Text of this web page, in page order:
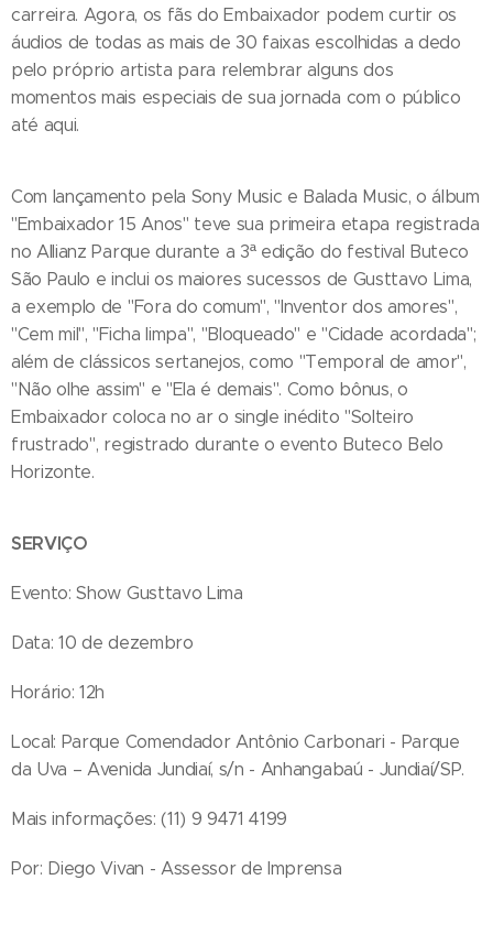
carreira. Agora, os fãs do Embaixador podem curtir os
áudios de todas as mais de 30 faixas escolhidas a dedo
pelo próprio artista para relembrar alguns dos
momentos mais especiais de sua jornada com o público
até aqui.
Com lançamento pela Sony Music e Balada Music, o álbum
"Embaixador 15 Anos" teve sua primeira etapa registrada
no Allianz Parque durante a 3ª edição do festival Buteco
São Paulo e inclui os maiores sucessos de Gusttavo Lima,
a exemplo de "Fora do comum", "Inventor dos amores",
"Cem mil", "Ficha limpa", "Bloqueado" e "Cidade acordada";
além de clássicos sertanejos, como "Temporal de amor",
"Não olhe assim" e "Ela é demais". Como bônus, o
Embaixador coloca no ar o single inédito "Solteiro
frustrado", registrado durante o evento Buteco Belo
Horizonte.
SERVIÇO
Evento: Show Gusttavo Lima
Data: 10 de dezembro
Horário: 12h
Local: Parque Comendador Antônio Carbonari - Parque
da Uva – Avenida Jundiaí, s/n - Anhangabaú - Jundiaí/SP.
Mais informações: (11) 9 9471 4199
Por: Diego Vivan - Assessor de Imprensa